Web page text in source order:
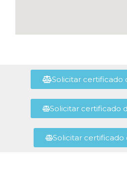
Solicitar certificado
Solicitar certificado
Solicitar certificado